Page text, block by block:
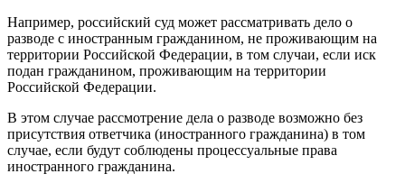
Например, российский суд может рассматривать дело о
разводе с иностранным гражданином, не проживающим на
территории Российской Федерации, в том случаи, если иск
подан гражданином, проживающим на территории
Российской Федерации.
В этом случае рассмотрение дела о разводе возможно без
присутствия ответчика (иностранного гражданина) в том
случае, если будут соблюдены процессуальные права
иностранного гражданина.